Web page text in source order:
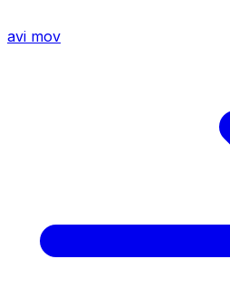
avi mov